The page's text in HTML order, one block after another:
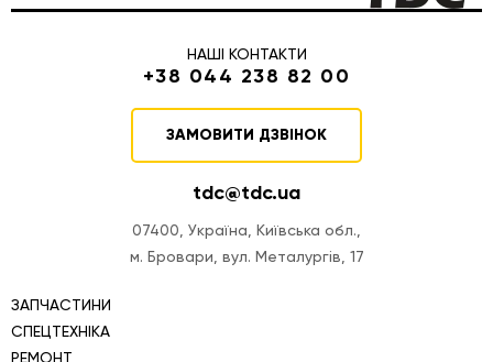
ЗАПЧАСТИНИ
СПЕЦТЕХНІКА
РЕМОНТ
НАШІ КОНТАКТИ
+38 044 238 82 00
ЗАМОВИТИ ДЗВІНОК
tdc@tdc.ua
07400, Україна, Київська обл.,
м. Бровари, вул. Металургів, 17